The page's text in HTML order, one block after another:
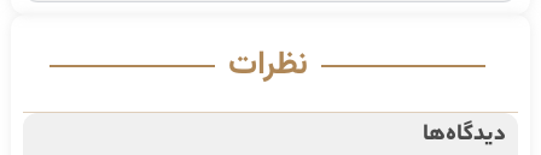
نظرات
دیدگاه‌ها